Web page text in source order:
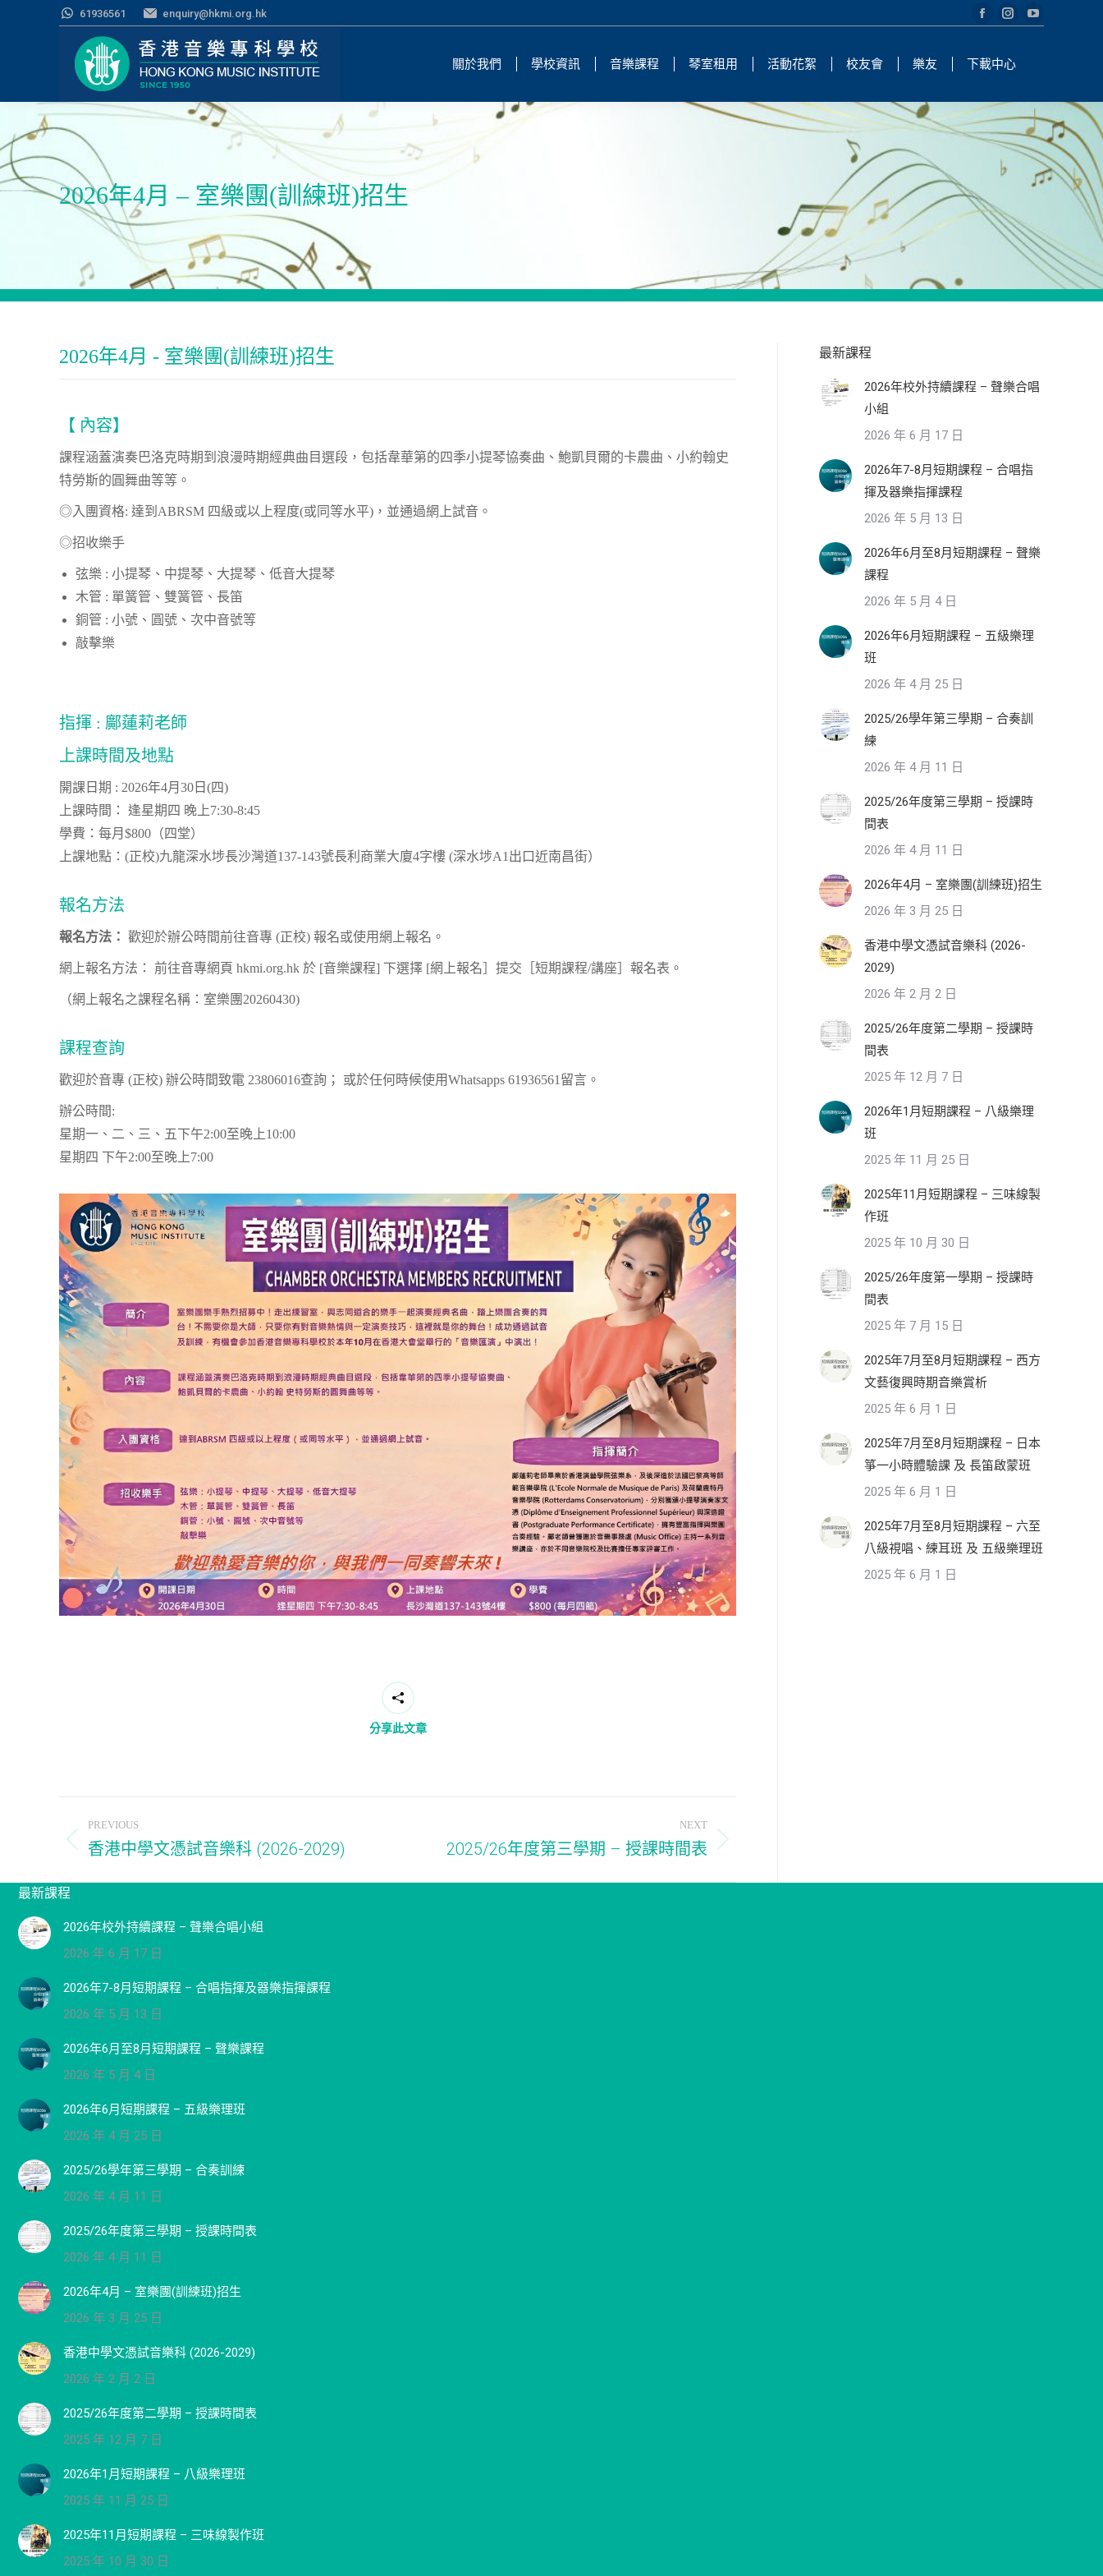
61936561 enquiry@hkmi.org.hk
Facebook
opens
new
window
Instagram
opens
new
window
YouTube
new
window
關於我們 學校資訊 音樂課程 琴室租用 活動花絮 校友會 樂友 下載中心
2026年4月 – 室樂團(訓練班)招生
2026年4月 - 室樂團(訓練班)招生
【 內容】
課程涵蓋演奏巴洛克時期到浪漫時期經典曲目選段，包括韋華第的四季小提琴協奏曲、鮑凱貝爾的卡農曲、小約翰史
特勞斯的圓舞曲等等。
◎入團資格: 達到ABRSM 四級或以上程度(或同等水平)，並通過網上試音。
◎招收樂手
弦樂 : 小提琴、中提琴、大提琴、低音大提琴
木管 : 單簧管、雙簧管、長笛
銅管 : 小號、圓號、次中音號等
敲擊樂
指揮 : 鄺蓮莉老師
上課時間及地點
開課日期 : 2026年4月30日(四)
上課時間： 逢星期四 晚上7:30-8:45
學費：每月$800（四堂）
上課地點：(正校)九龍深水埗長沙灣道137-143號長利商業大廈4字樓 (深水埗A1出口近南昌街）
報名方法
報名方法： 歡迎於辦公時間前往音專 (正校) 報名或使用網上報名。
網上報名方法： 前往音專網頁 hkmi.org.hk 於 [音樂課程] 下選擇 [網上報名］提交［短期課程/講座］報名表。
（網上報名之課程名稱：室樂團20260430)
課程查詢
歡迎於音專 (正校) 辦公時間致電 23806016查詢； 或於任何時候使用Whatsapps 61936561留言。
辦公時間:
星期一、二、三、五下午2:00至晚上10:00
星期四 下午2:00至晚上7:00
分享此文章
Post
navigation
PREVIOUS
Previous
香港中學文憑試音樂科 (2026-2029)
NEXT
2025/26年度第三學期 – 授課時間表
最新課程
2026年校外持續課程 – 聲樂合唱
小組
2026 年 6 月 17 日
2026年7-8月短期課程 – 合唱指
揮及器樂指揮課程
2026 年 5 月 13 日
2026年6月至8月短期課程 – 聲樂
課程
2026 年 5 月 4 日
2026年6月短期課程 – 五級樂理
班
2026 年 4 月 25 日
2025/26學年第三學期 – 合奏訓
練
2026 年 4 月 11 日
2025/26年度第三學期 – 授課時
間表
2026 年 4 月 11 日
2026年4月 – 室樂團(訓練班)招生
2026 年 3 月 25 日
香港中學文憑試音樂科 (2026-
2029)
2026 年 2 月 2 日
2025/26年度第二學期 – 授課時
間表
2025 年 12 月 7 日
2026年1月短期課程 – 八級樂理
班
2025 年 11 月 25 日
2025年11月短期課程 – 三味線製
作班
2025 年 10 月 30 日
2025/26年度第一學期 – 授課時
間表
2025 年 7 月 15 日
2025年7月至8月短期課程 – 西方
文藝復興時期音樂賞析
2025 年 6 月 1 日
2025年7月至8月短期課程 – 日本
箏一小時體驗課 及 長笛啟蒙班
2025 年 6 月 1 日
2025年7月至8月短期課程 – 六至
八級視唱、練耳班 及 五級樂理班
2025 年 6 月 1 日
最新課程
2026年校外持續課程 – 聲樂合唱小組
2026 年 6 月 17 日
2026年7-8月短期課程 – 合唱指揮及器樂指揮課程
2026 年 5 月 13 日
2026年6月至8月短期課程 – 聲樂課程
2026 年 5 月 4 日
2026年6月短期課程 – 五級樂理班
2026 年 4 月 25 日
2025/26學年第三學期 – 合奏訓練
2026 年 4 月 11 日
2025/26年度第三學期 – 授課時間表
2026 年 4 月 11 日
2026年4月 – 室樂團(訓練班)招生
2026 年 3 月 25 日
香港中學文憑試音樂科 (2026-2029)
2026 年 2 月 2 日
2025/26年度第二學期 – 授課時間表
2025 年 12 月 7 日
2026年1月短期課程 – 八級樂理班
2025 年 11 月 25 日
2025年11月短期課程 – 三味線製作班
2025 年 10 月 30 日